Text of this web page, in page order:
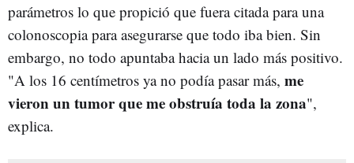
parámetros lo que propició que fuera citada para una
colonoscopia para asegurarse que todo iba bien. Sin
embargo, no todo apuntaba hacia un lado más positivo.
"A los 16 centímetros ya no podía pasar más, me
vieron un tumor que me obstruía toda la zona",
explica.